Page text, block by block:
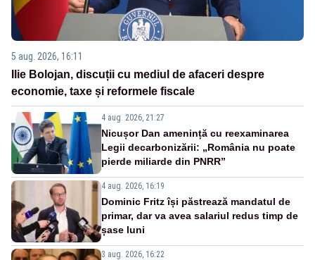
5 aug. 2026, 16:11
Ilie Bolojan, discuții cu mediul de afaceri despre
economie, taxe și reformele fiscale
4 aug. 2026, 21:27
Nicușor Dan amenință cu reexaminarea
Legii decarbonizării: „România nu poate
pierde miliarde din PNRR”
4 aug. 2026, 16:19
Dominic Fritz își păstrează mandatul de
primar, dar va avea salariul redus timp de
șase luni
3 aug. 2026, 16:22